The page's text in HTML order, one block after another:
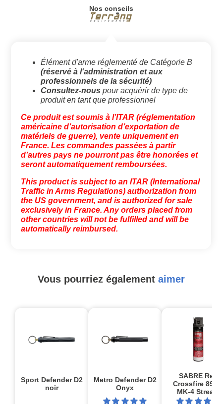
Nos conseils
Élément d'arme réglementé de Catégorie B
(réservé à l'administration et aux
professionnels de la sécurité)
Consultez-nous pour acquérir de type de
produit en tant que professionnel
Ce produit est soumis à l’ITAR (réglementation
américaine d’autorisation d’exportation de
matériels de guerre), vente uniquement en
France. Les commandes passées à partir
d’autres pays ne pourront pas être honorées et
seront automatiquement remboursées.
This product is subject to an ITAR (International
Traffic in Arms Regulations) authorization from
the US government, and is authorized for sale
exclusively in France. Any orders placed from
other countries will not be fulfilled and will be
automatically reimbursed.
Vous pourriez également aimer
Sport Defender D2
noir
Metro Defender D2
Onyx
SABRE Red
Crossfire 89
MK-4 Stream